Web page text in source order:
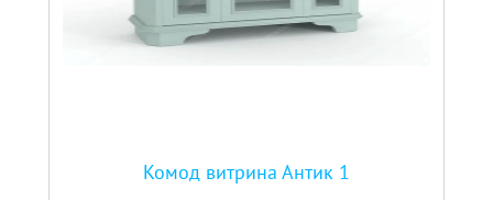
Комод витрина Антик 1